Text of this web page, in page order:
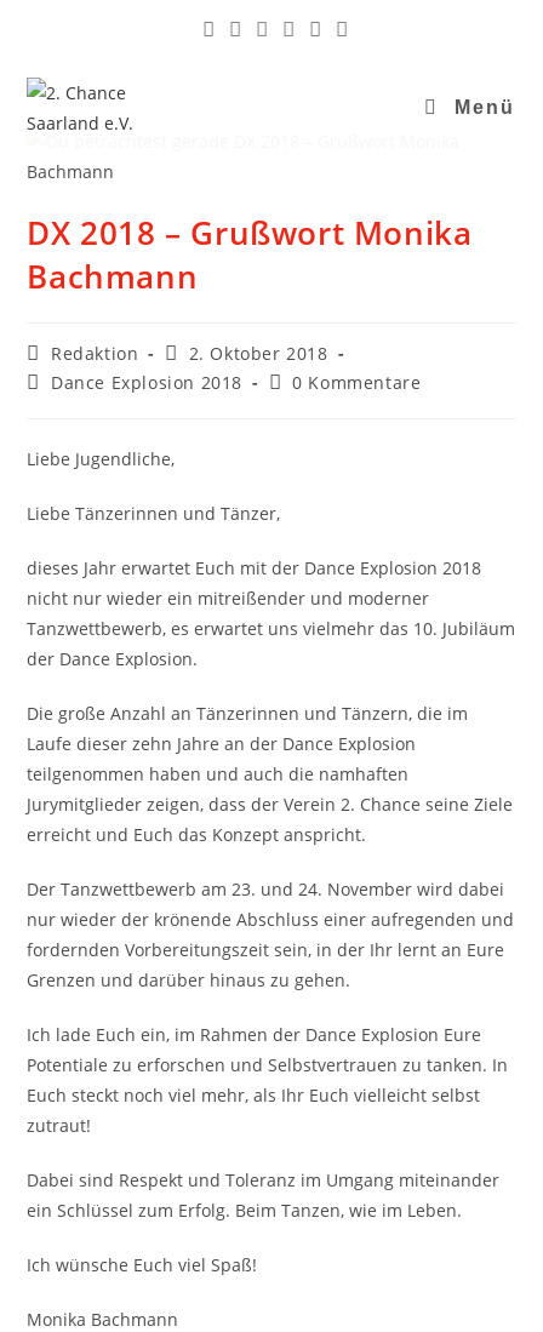
Menü
DX 2018 – Grußwort Monika
Bachmann
Redaktion
2. Oktober 2018
Dance Explosion 2018
0 Kommentare
Liebe Jugendliche,
Liebe Tänzerinnen und Tänzer,
dieses Jahr erwartet Euch mit der Dance Explosion 2018
nicht nur wieder ein mitreißender und moderner
Tanzwettbewerb, es erwartet uns vielmehr das 10. Jubiläum
der Dance Explosion.
Die große Anzahl an Tänzerinnen und Tänzern, die im
Laufe dieser zehn Jahre an der Dance Explosion
teilgenommen haben und auch die namhaften
Jurymitglieder zeigen, dass der Verein 2. Chance seine Ziele
erreicht und Euch das Konzept anspricht.
Der Tanzwettbewerb am 23. und 24. November wird dabei
nur wieder der krönende Abschluss einer aufregenden und
fordernden Vorbereitungszeit sein, in der Ihr lernt an Eure
Grenzen und darüber hinaus zu gehen.
Ich lade Euch ein, im Rahmen der Dance Explosion Eure
Potentiale zu erforschen und Selbstvertrauen zu tanken. In
Euch steckt noch viel mehr, als Ihr Euch vielleicht selbst
zutraut!
Dabei sind Respekt und Toleranz im Umgang miteinander
ein Schlüssel zum Erfolg. Beim Tanzen, wie im Leben.
Ich wünsche Euch viel Spaß!
Monika Bachmann